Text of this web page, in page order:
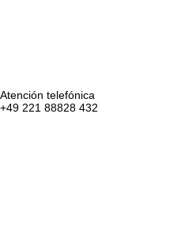
Atención telefónica
+49 221 88828 432